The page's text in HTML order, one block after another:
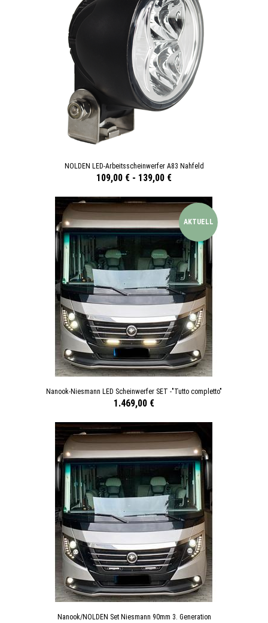
NOLDEN LED-Arbeitsscheinwerfer A83 Nahfeld
109,00 € - 139,00 €
AKTUELL
Nanook-Niesmann LED Scheinwerfer SET -"Tutto completto"
1.469,00 €
Nanook/NOLDEN Set Niesmann 90mm 3. Generation